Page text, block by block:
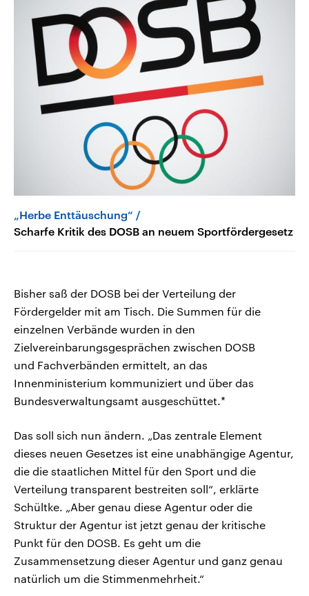
„Herbe Enttäuschung“
Scharfe Kritik des DOSB an neuem Sportfördergesetz
Bisher saß der DOSB bei der Verteilung der
Fördergelder mit am Tisch. Die Summen für die
einzelnen Verbände wurden in den
Zielvereinbarungsgesprächen zwischen DOSB
und Fachverbänden ermittelt, an das
Innenministerium kommuniziert und über das
Bundesverwaltungsamt ausgeschüttet.*
Das soll sich nun ändern. „Das zentrale Element
dieses neuen Gesetzes ist eine unabhängige Agentur,
die die staatlichen Mittel für den Sport und die
Verteilung transparent bestreiten soll“, erklärte
Schültke. „Aber genau diese Agentur oder die
Struktur der Agentur ist jetzt genau der kritische
Punkt für den DOSB. Es geht um die
Zusammensetzung dieser Agentur und ganz genau
natürlich um die Stimmenmehrheit.“